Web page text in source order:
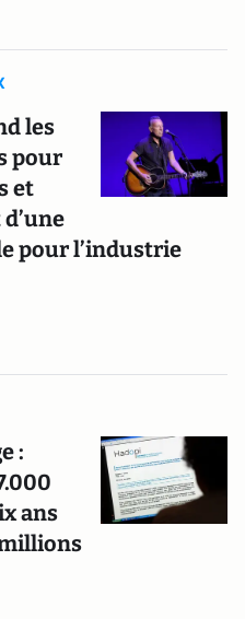
les
pour
et
pour l’industrie
:
ans